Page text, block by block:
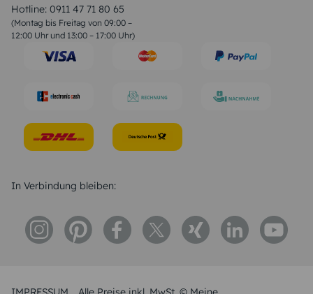
Hotline: 0911 47 71 80 65
(Montag bis Freitag von 09:00 –
12:00 Uhr und 13:00 – 17:00 Uhr)
Liebessprüche
Geburtstagssprüche
Trauersprüche
Konfirmation Glückwünsche
In Verbindung bleiben: